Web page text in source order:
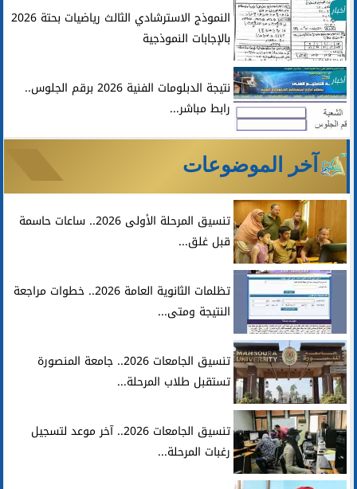
أخبار
النموذج الاسترشادي الثالث رياضيات بحتة 2026
بالإجابات النموذجية
أخبار
نتيجة الدبلومات الفنية 2026 برقم الجلوس..
رابط مباشر...
آخر الموضوعات
تنسيق المرحلة الأولى 2026.. ساعات حاسمة
قبل غلق...
تظلمات الثانوية العامة 2026.. خطوات مراجعة
النتيجة ومتى...
تنسيق الجامعات 2026.. جامعة المنصورة
تستقبل طلاب المرحلة...
تنسيق الجامعات 2026.. آخر موعد لتسجيل
رغبات المرحلة...